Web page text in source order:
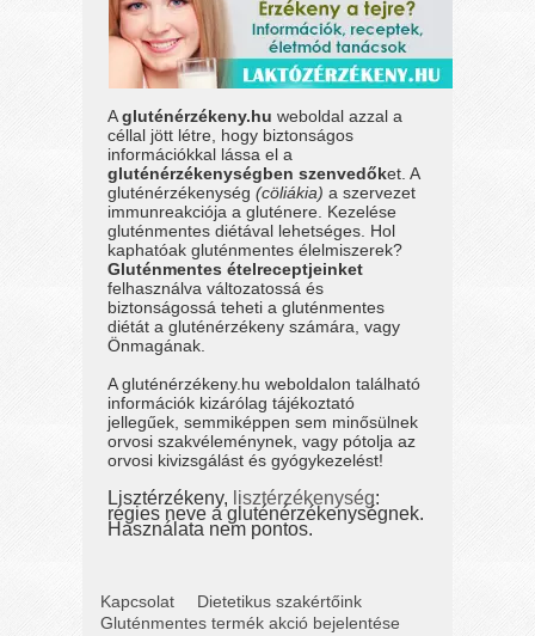
Agluténérzékeny.hu weboldal azzal a
céllal jött létre, hogy biztonságos
információkkal lássa el a
gluténérzékenységben szenvedőket. A
gluténérzékenység(cöliákia) a szervezet
immunreakciója a gluténere. Kezelése
gluténmentes diétával lehetséges. Hol
kaphatóak gluténmentes élelmiszerek?
Gluténmentes ételreceptjeinket
felhasználva változatossá és
biztonságossá teheti a gluténmentes
diétát a gluténérzékeny számára, vagy
Önmagának.
A gluténérzékeny.hu weboldalon található
információk kizárólag tájékoztató
jellegűek, semmiképpen sem minősülnek
orvosi szakvéleménynek, vagy pótolja az
orvosi kivizsgálást és gyógykezelést!
Lisztérzékeny, lisztérzékenység:
régies neve a gluténérzékenységnek.
Használata nem pontos.
Kapcsolat
Dietetikus szakértőink
Gluténmentes termék akció bejelentése